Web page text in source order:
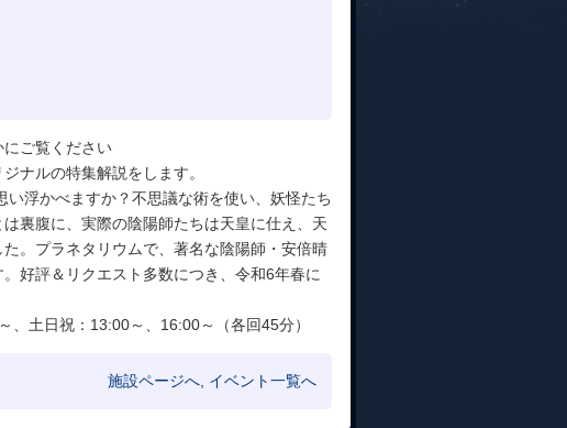
ご覧ください
ナルの特集解説をします。
い浮かべますか？不思議な術を使い、妖怪たち
裏腹に、実際の陰陽師たちは天皇に仕え、天
。プラネタリウムで、著名な陰陽師・安倍晴
好評＆リクエスト多数につき、令和6年春に
、土日祝：13:00～、16:00～（各回45分）
施設ページへ イベント一覧へ